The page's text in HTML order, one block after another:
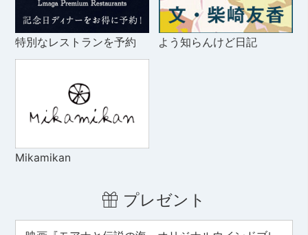
特別なレストランを予約 よう知らんけど日記
Mikamikan
プレゼント